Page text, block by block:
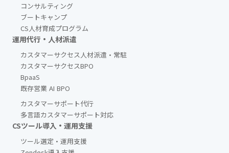
コンサルティング
ブートキャンプ
CS人材育成プログラム
運用代行・人材派遣
カスタマーサクセス人材派遣・常駐
カスタマーサクセスBPO
BpaaS​
既存営業 AI BPO
カスタマーサポート代行
多言語カスタマーサポート対応
CSツール導入・運用支援
ツール選定・運用支援